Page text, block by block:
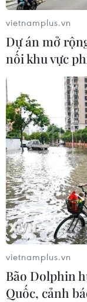
vietnamplus.vn
Dự án mở
nối khu vực
vietnamplus.vn
Bão Dolphin
Quốc, cảnh